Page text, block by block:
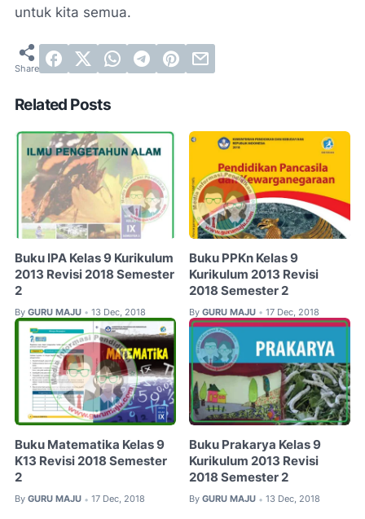
untuk kita semua.
Related Posts
Buku IPA Kelas 9 Kurikulum
2013 Revisi 2018 Semester
2
By GURU MAJU • 13 Dec, 2018
Buku PPKn Kelas 9
Kurikulum 2013 Revisi
2018 Semester 2
By GURU MAJU • 17 Dec, 2018
Buku Matematika Kelas 9
K13 Revisi 2018 Semester
2
By GURU MAJU • 17 Dec, 2018
Buku Prakarya Kelas 9
Kurikulum 2013 Revisi
2018 Semester 2
By GURU MAJU • 13 Dec, 2018